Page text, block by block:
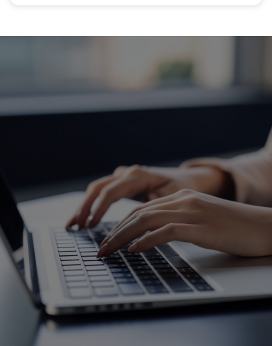
ケティングからブランディング、シス
をはじめとした幅広い運用支援をおこ
ご要望にマッチするサービスを組み
満足度の高いWEB活用を実現しま